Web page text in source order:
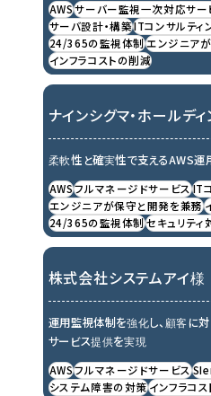
AWSサーバー監視一次対応サー
サーバ設計・構築ITコンサルティ
24/365の監視体制エンジニア
インフラコストの削減
ナインシグマ・ホールデ
柔軟性と確実性で支えるAWS
AWSフルマネージドサービスIT
エンジニアが保守と開発を兼務
24/365の監視体制セキュリティ
株式会社システムアイ様
運用監視体制を強化し、顧客に
サービス提供を実現
AWSフルマネージドサービス
システム障害の対策インフラコ